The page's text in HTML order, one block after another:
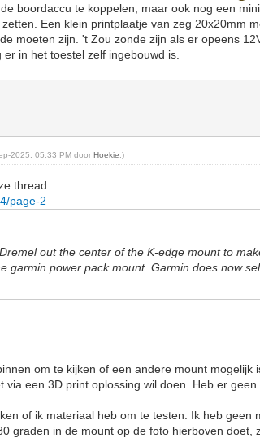
boordaccu te koppelen, maar ook nog een
Een klein printplaatje van zeg 20x20mm
moeten zijn. 't Zou zonde zijn als er opeens
in het toestel zelf ingebouwd is.
2025, 05:33 PM doorHoekie .)
thread
page-2
out the center of the K-edge mount to
garmin power pack mount. Garmin does now
om te kijken of een andere mount mogelijk
een 3D print oplossing wil doen. Heb er geen
of ik materiaal heb om te testen. Ik heb geen
graden in de mount op de foto hierboven doet,